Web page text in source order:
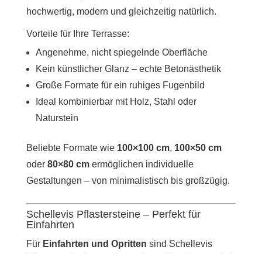
hochwertig, modern und gleichzeitig natürlich.
Vorteile für Ihre Terrasse:
Angenehme, nicht spiegelnde Oberfläche
Kein künstlicher Glanz – echte Betonästhetik
Große Formate für ein ruhiges Fugenbild
Ideal kombinierbar mit Holz, Stahl oder
Naturstein
Beliebte Formate wie 100×100 cm, 100×50 cm
oder 80×80 cmermöglichen individuelle
Gestaltungen – von minimalistisch bis großzügig.
Schellevis Pflastersteine – Perfekt für
Einfahrten
Für Einfahrten und Opritten sind Schellevis